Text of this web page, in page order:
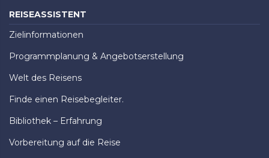
REISEASSISTENT
Zielinformationen
Programmplanung & Angebotserstellung
Welt des Reisens
Finde einen Reisebegleiter.
Bibliothek – Erfahrung
Vorbereitung auf die Reise